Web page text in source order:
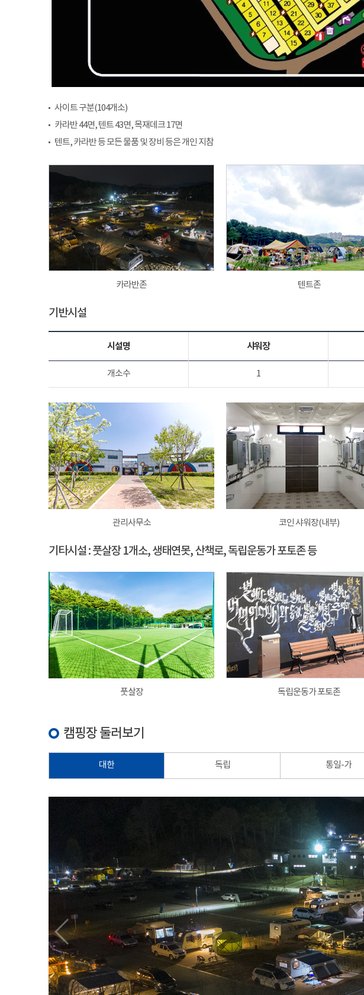
사이트 구분(104개소)
카라반 44면, 텐트 43면, 목재데크 17면
텐트, 카라반 등 모든 물품 및 장비 등은 개인 지참
카라반존 텐트존
기반시설
시설명 샤워장
개소수 1
관리사무소 코인 샤워장(내부)
기타시설 : 풋살장 1개소, 생태연못, 산책로, 독립운동가 포토존 등
풋살장 독립운동가 포토존
캠핑장 둘러보기
대한 독립 통일-가